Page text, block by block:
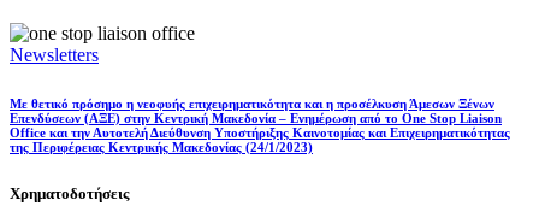
Newsletters
Με θετικό πρόσημο η νεοφυής επιχειρηματικότητα και η προσέλκυση Άμεσων Ξένων
Επενδύσεων (ΑΞΕ) στην Κεντρική Μακεδονία – Ενημέρωση από το One Stop Liaison
Office και την Αυτοτελή Διεύθυνση Υποστήριξης Καινοτομίας και Επιχειρηματικότητας
της Περιφέρειας Κεντρικής Μακεδονίας (24/1/2023)
Χρηματοδοτήσεις